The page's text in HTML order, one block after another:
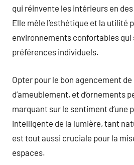
qui réinvente les intérieurs en
Elle mêle l’esthétique et la utilité
environnements confortables
préférences individuels.
Opter pour le bon agencement
d’ameublement, et d’ornements
marquant sur le sentiment d’une
intelligente de la lumière, tant
est tout aussi cruciale pour la
espaces.